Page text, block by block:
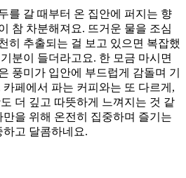
를 갈 때부터 온 집안에 퍼지는 향
참 차분해져요. 뜨거운 물을 조심
히 추출되는 걸 보고 있으면 복잡했
분이 들더라고요. 한 모금 마시면
풍미가 입안에 부드럽게 감돌며 기
페에서 파는 커피와는 또 다르게,
더 깊고 따뜻하게 느껴지는 것 같
을 위해 온전히 집중하며 즐기는
고 달콤하네요.